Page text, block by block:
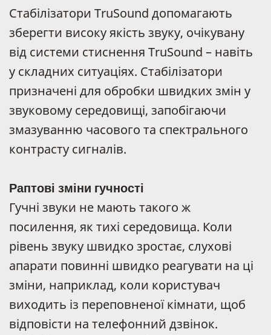
Стабілізатори TruSound допомагають
зберегти високу якість звуку, очікувану
від системи стиснення TruSound – навіть
у складних ситуаціях. Стабілізатори
призначені для обробки швидких змін у
звуковому середовищі, запобігаючи
змазуванню часового та спектрального
контрасту сигналів.
Раптові зміни гучності
Гучні звуки не мають такого ж
посилення, як тихі середовища. Коли
рівень звуку швидко зростає, слухові
апарати повинні швидко реагувати на ці
зміни, наприклад, коли користувач
виходить із переповненої кімнати, щоб
відповісти на телефонний дзвінок.